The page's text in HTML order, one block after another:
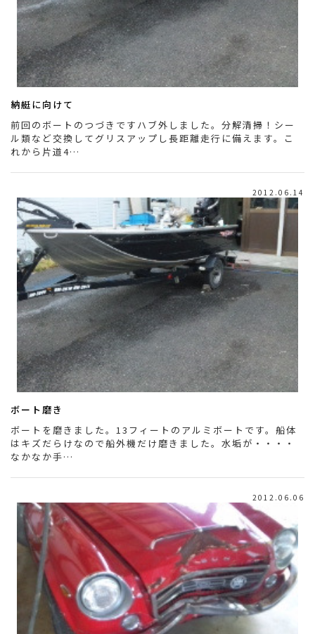
納艇に向けて
前回のボートのつづきですハブ外しました。分解清掃！シー
ル類など交換してグリスアップし長距離走行に備えます。こ
れから片道4…
2012.06.14
ボート磨き
ボートを磨きました。13フィートのアルミボートです。船体
はキズだらけなので船外機だけ磨きました。水垢が・・・・
なかなか手…
2012.06.06